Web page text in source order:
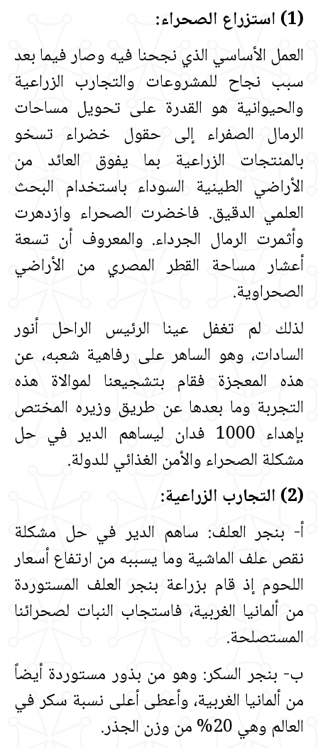
‏(‏1‏)‏ استزراع الصحراء‏:‏
العمل الأساسي الذي نجحنا فيه وصار فيما بعد
سبب نجاح للمشروعات والتجارب الزراعية
والحيوانية هو القدرة على تحويل مساحات
الرمال الصفراء إلى حقول خضراء تسخو
بالمنتجات الزراعية بما يفوق العائد من
الأراضي الطينية السوداء باستخدام البحث
العلمي الدقيق‏.‏ فاخضرت الصحراء وازدهرت
وأثمرت الرمال الجرداء‏.‏ والمعروف أن تسعة
أعشار مساحة القطر المصري من الأراضي
الصحراوية‏.‏
لذلك لم تغفل عينا الرئيس الراحل أنور
السادات، وهو الساهر على رفاهية شعبه، عن
هذه المعجزة فقام بتشجيعنا لموالاة هذه
التجربة وما بعدها عن طريق وزيره المختص
بإهداء 1000 فدان ليساهم الدير في حل
مشكلة الصحراء والأمن الغذائي للدولة‏.‏
‏(‏2‏)‏ التجارب الزراعية‏:‏
أ‏-‏ بنجر العلف‏:‏ ساهم الدير في حل مشكلة
نقص علف الماشية وما يسببه من ارتفاع أسعار
اللحوم إذ قام بزراعة بنجر العلف المستوردة
من ألمانيا الغربية، فاستجاب النبات لصحرائنا
المستصلحة‏.‏
ب‏-‏ بنجر السكر‏:‏ وهو من بذور مستوردة أيضاً
من ألمانيا الغربية، وأعطى أعلى نسبة سكر في
العالم وهي 20% من وزن الجذر‏.‏